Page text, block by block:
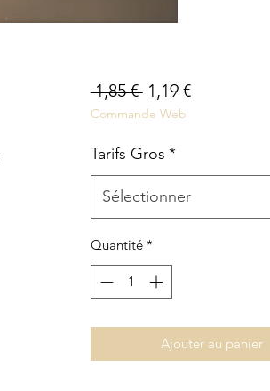
1,85 € Prix
original
1,19 €Prix
Commande Web
Tarifs Gros *
Sélectionner
Quantité *
Ajouter au panier